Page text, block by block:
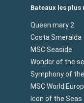
Bateaux les plus
Queen mary 2
Costa Smeralda
MSC Seaside
Wonder of the
Symphony of
MSC World
Icon of the Seas